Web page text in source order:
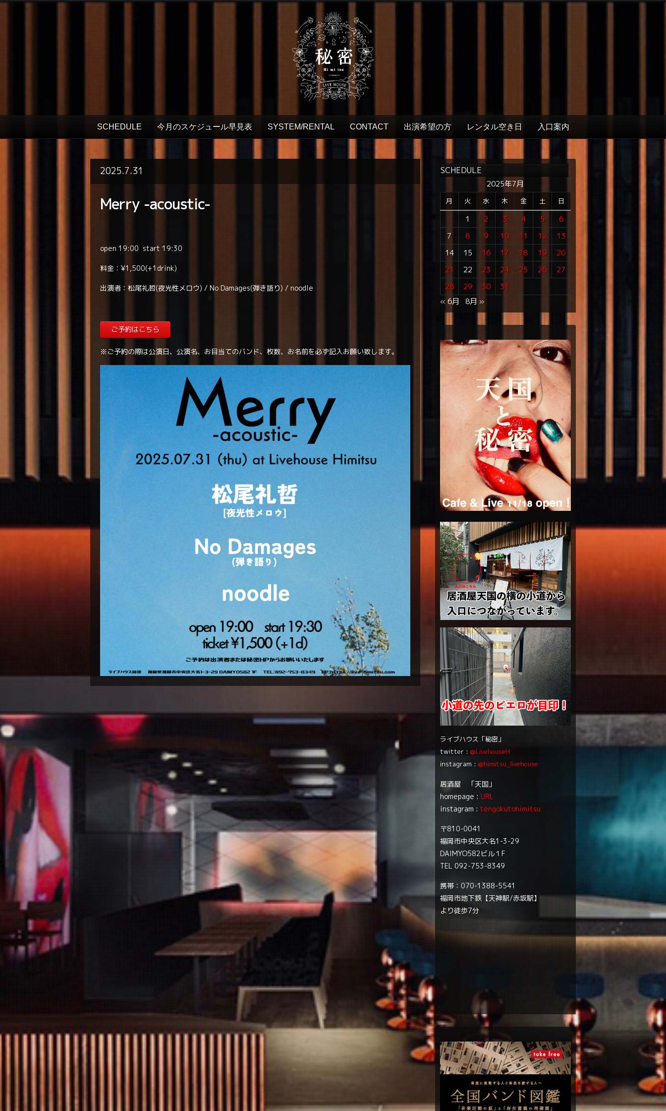
SCHEDULE 今月のスケジュール早見表 SYSTEM/RENTAL CONTACT 出演希望の方 レンタル空き日 入口案内
2025.7.31
Merry -acoustic-
open 19:00 start 19:30
料金：¥1,500(+1drink)
出演者：松尾礼哲(夜光性メロウ) / No Damages(弾き語り) / noodle
ご予約はこちら
※ご予約の際は公演日、公演名、お目当てのバンド、枚数、お名前を必ず記入お願い致します。
SCHEDULE
2025年7月
月 火 水 木 金 土 日
1 2 3 4 5
6
7
8 9 10 11 12
13
14
15 16 17 18 19
20
21
22 23 24 25 26
27
28
29 30
31
« 6月
8月 »
ライブハウス「秘密」
twitter : @LivehouseH
instagram : @himitsu_livehouse
居酒屋 「天国」
homepage : URL
instagram : tengokutohimitsu
〒810-0041
福岡市中央区大名1-3-29
DAIMYO582ビル１F
TEL 092-753-8349
携帯：070-1388-5541
福岡市地下鉄【天神駅/赤坂駅】
より徒歩7分